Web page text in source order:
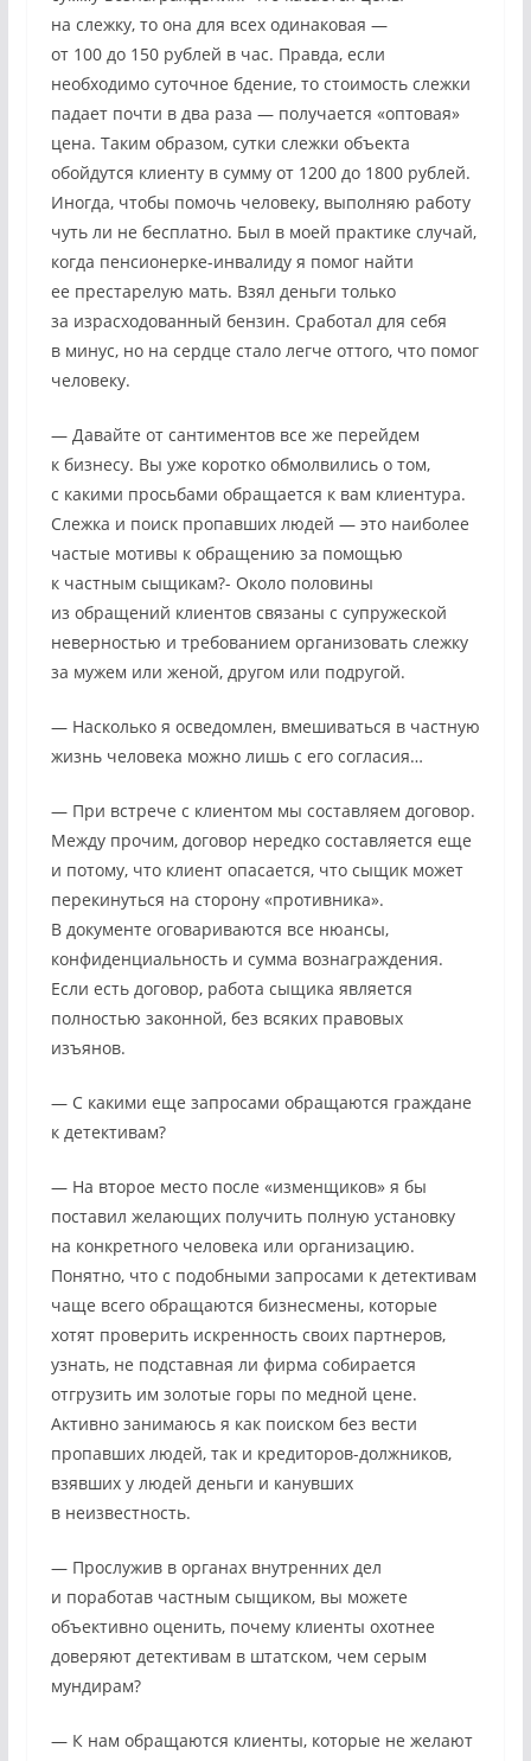
на слежку, то она для всех одинаковая —
от 100 до 150 рублей в час. Правда, если
необходимо суточное бдение, то стоимость слежки
падает почти в два раза — получается «оптовая»
цена. Таким образом, сутки слежки объекта
обойдутся клиенту в сумму от 1200 до 1800 рублей.
Иногда, чтобы помочь человеку, выполняю работу
чуть ли не бесплатно. Был в моей практике случай,
когда пенсионерке-инвалиду я помог найти
ее престарелую мать. Взял деньги только
за израсходованный бензин. Сработал для себя
в минус, но на сердце стало легче оттого, что помог
человеку.
— Давайте от сантиментов все же перейдем
к бизнесу. Вы уже коротко обмолвились о том,
с какими просьбами обращается к вам клиентура.
Слежка и поиск пропавших людей — это наиболее
частые мотивы к обращению за помощью
к частным сыщикам?- Около половины
из обращений клиентов связаны с супружеской
неверностью и требованием организовать слежку
за мужем или женой, другом или подругой.
— Насколько я осведомлен, вмешиваться в частную
жизнь человека можно лишь с его согласия…
— При встрече с клиентом мы составляем договор.
Между прочим, договор нередко составляется еще
и потому, что клиент опасается, что сыщик может
перекинуться на сторону «противника».
В документе оговариваются все нюансы,
конфиденциальность и сумма вознаграждения.
Если есть договор, работа сыщика является
полностью законной, без всяких правовых
изъянов.
— С какими еще запросами обращаются граждане
к детективам?
— На второе место после «изменщиков» я бы
поставил желающих получить полную установку
на конкретного человека или организацию.
Понятно, что с подобными запросами к детективам
чаще всего обращаются бизнесмены, которые
хотят проверить искренность своих партнеров,
узнать, не подставная ли фирма собирается
отгрузить им золотые горы по медной цене.
Активно занимаюсь я как поиском без вести
пропавших людей, так и кредиторов-должников,
взявших у людей деньги и канувших
в неизвестность.
— Прослужив в органах внутренних дел
и поработав частным сыщиком, вы можете
объективно оценить, почему клиенты охотнее
доверяют детективам в штатском, чем серым
мундирам?
— К нам обращаются клиенты, которые не желают